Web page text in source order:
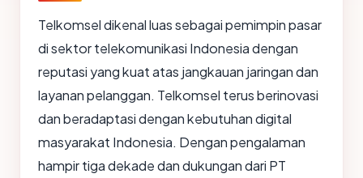
Telkomsel dikenal luas sebagai pemimpin pasar
di sektor telekomunikasi Indonesia dengan
reputasi yang kuat atas jangkauan jaringan dan
layanan pelanggan. Telkomsel terus berinovasi
dan beradaptasi dengan kebutuhan digital
masyarakat Indonesia. Dengan pengalaman
hampir tiga dekade dan dukungan dari PT